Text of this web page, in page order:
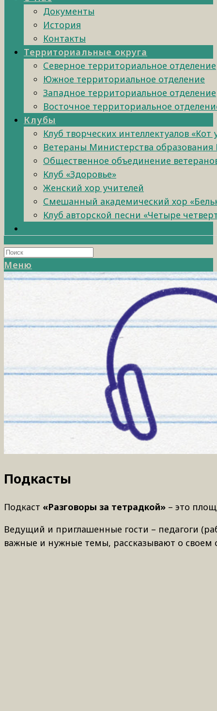
Документы
История
Контакты
Территориальные округа
Северное территориальное отделение
Южное территориальное отделение
Западное территориальное отделение
Восточное территориальное
Клубы
Клуб творческих интеллектуалов «Кот
Ветераны Министерства образования
Общественное объединение
Клуб «Здоровье»
Женский хор учителей
Смешанный академический хор
Клуб авторской песни «Четыре
Меню
Подкасты
Подкаст «Разговоры за тетрадкой» – это
Ведущий и приглашенные гости – педагоги
важные и нужные темы, рассказывают о своем